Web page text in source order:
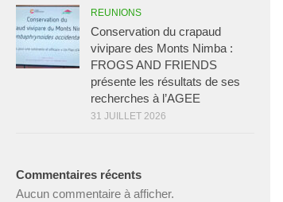
REUNIONS
Conservation du crapaud
vivipare des Monts Nimba :
FROGS AND FRIENDS
présente les résultats de ses
recherches à l’AGEE
31 JUILLET 2026
Commentaires récents
Aucun commentaire à afficher.